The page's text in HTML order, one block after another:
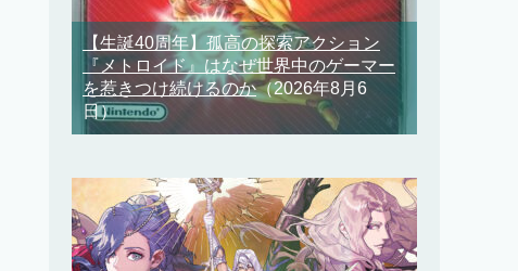
【生誕40周年】孤高の探索アクション
『メトロイド』はなぜ世界中のゲーマー
を惹きつけ続けるのか（2026年8月6
日）